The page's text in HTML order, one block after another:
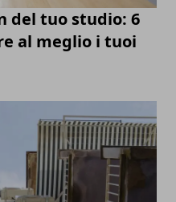
del tuo studio: 6
al meglio i tuoi